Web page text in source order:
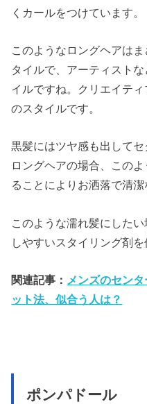
くカールをつけています。
このようなロングヘアは
タイルで、アーティスト
イルですね。クリエイテ
のスタイルです。
黒髪にはツヤ感も出してセ
ロングヘアの場合、この
ることによりお洒落で清潔
このような濡れ髪にした
しやすいスタイリング剤を
関連記事： メンズのセン
ット法、似合う人は？
ポンパドール